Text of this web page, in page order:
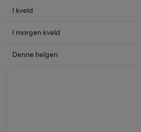
Sjekk
nær
vannpark
I kveld
Sjekk
nær
I morgen kveld
Sjekk
Denne helgen